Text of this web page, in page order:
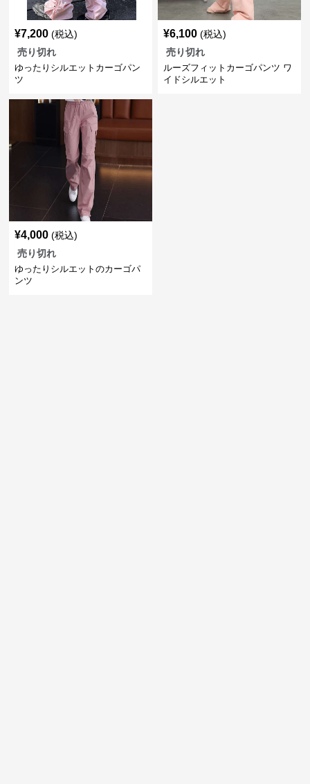
¥7,200 (税込)
売り切れ
ゆったりシルエットカーゴパン
ツ
¥6,100 (税込)
売り切れ
ルーズフィットカーゴパンツ ワ
イドシルエット
¥4,000 (税込)
売り切れ
ゆったりシルエットのカーゴパ
ンツ